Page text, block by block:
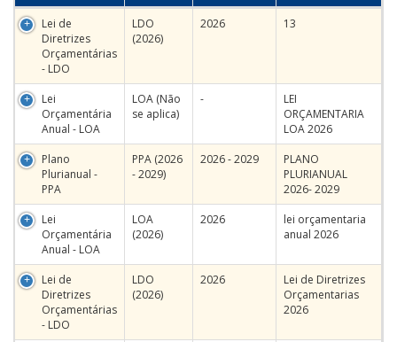
Lei de
Diretrizes
Orçamentárias
- LDO
LDO
(2026)
2026 13
Lei
Orçamentária
Anual - LOA
LOA (Não
se aplica)
-
LEI
ORÇAMENTARIA
LOA 2026
Plano
Plurianual -
PPA
PPA (2026
- 2029)
2026 - 2029
PLANO
PLURIANUAL
2026- 2029
Lei
Orçamentária
Anual - LOA
LOA
(2026)
2026
lei orçamentaria
anual 2026
Lei de
Diretrizes
Orçamentárias
- LDO
LDO
(2026)
2026
Lei de Diretrizes
Orçamentarias
2026